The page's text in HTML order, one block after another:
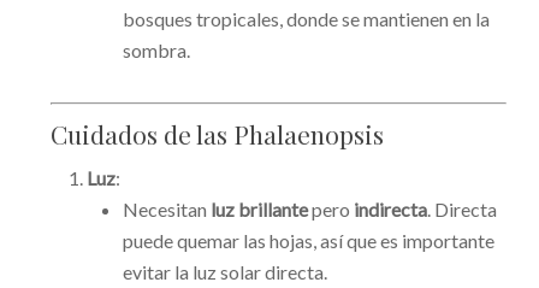
bosques tropicales, donde se mantienen en la
sombra.
Cuidados de las Phalaenopsis
Luz:
Necesitan luz brillantepero indirecta. Directa
puede quemar las hojas, así que es importante
evitar la luz solar directa.